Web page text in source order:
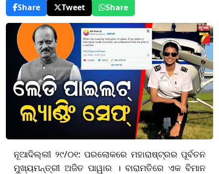
Share
Tweet Share
ନୂଆଦିଲ୍ଲୀ ୨୯/୦୧: ପରଲୋକରେ ମହାରାଷ୍ଟ୍ରର ପୂର୍ବତନ
ମୁଖ୍ୟମନ୍ତ୍ରୀ ଅଜିତ ପାୱାର । ବାରାମତିରେ ଏକ ବିମାନ